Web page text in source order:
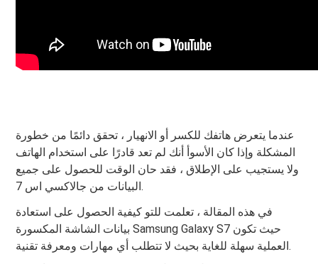
عندما يتعرض هاتفك للكسر أو الانهيار ، تحقق دائمًا من خطورة
المشكلة وإذا كان الأسوأ أنك لم تعد قادرًا على استخدام الهاتف
ولا يستجيب على الإطلاق ، فقد حان الوقت للحصول على جميع
البيانات من جالاكسي اس 7.
في هذه المقالة ، تعلمت للتو كيفية الحصول على استعادة
بيانات الشاشة المكسورة Samsung Galaxy S7 حيث تكون
العملية سهلة للغاية بحيث لا تتطلب أي مهارات ومعرفة تقنية.